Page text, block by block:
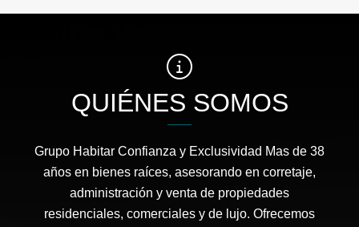
QUIÉNES SOMOS
Grupo Habitar Confianza y Exclusividad Mas de 38
años en bienes raíces, asesorando en corretaje,
administración y venta de propiedades
residenciales, comerciales y de lujo. Ofrecemos